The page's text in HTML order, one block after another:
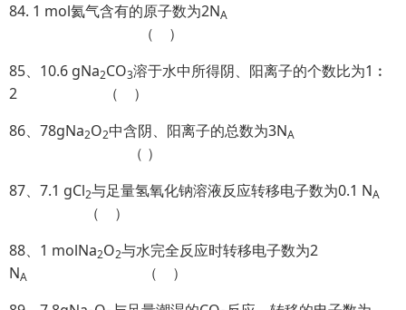
84. 1 mol氦气含有的原子数为2NA
（ ）
85、10.6 gNa2CO3溶于水中所得阴、阳离子的个数比为1︰
2 （ ）
86、78gNa2O2中含阴、阳离子的总数为3NA
（ ）
87、7.1 gCl2与足量氢氧化钠溶液反应转移电子数为0.1 NA
（ ）
88、1 molNa2O2与水完全反应时转移电子数为2
NA
（ ）